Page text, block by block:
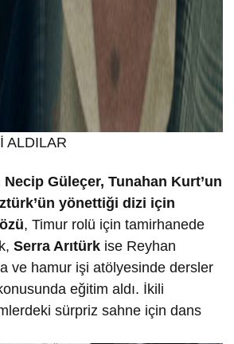
ALDILAR
Güleçer, Tunahan Kurt’un
yönettiği dizi için
, Timur rolü için tamirhanede
Serra Arıtürk ise Reyhan
ve hamur işi atölyesinde dersler
eğitim aldı. İkili
sürpriz sahne için dans